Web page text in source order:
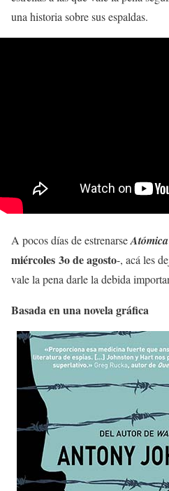
una historia sobre sus espaldas.
A pocos días de estrenarseAtómica
miércoles 3o de agosto-, acá les
vale la pena darle la debida
Basada en una novela gráfica